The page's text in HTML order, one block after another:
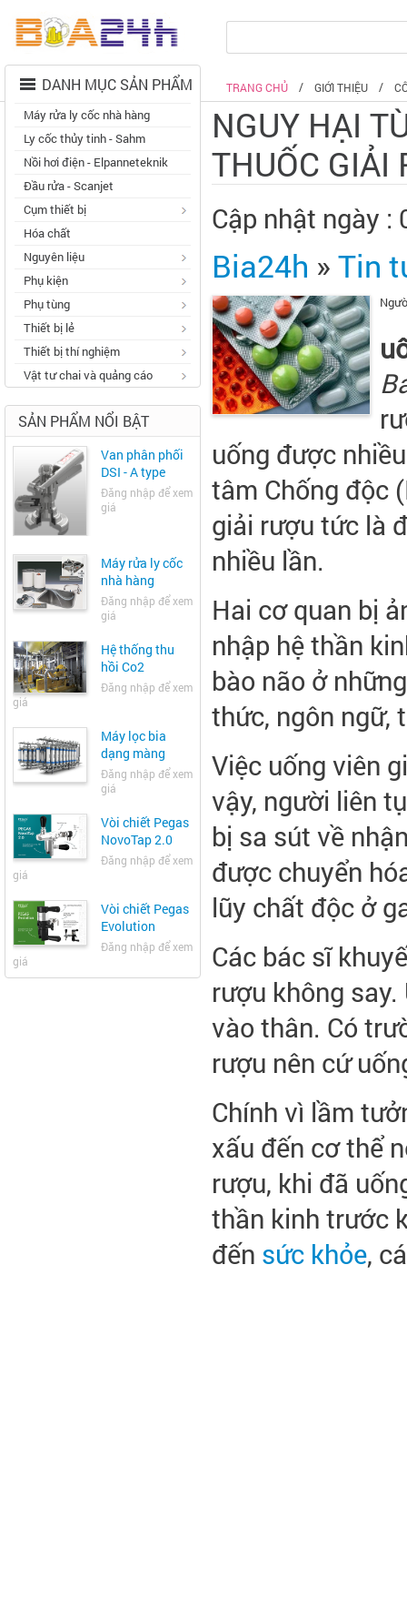
TRANG CHỦ GIỚI THIỆU
DANH MỤC SẢN PHẨM
Máy rửa ly cốc nhà hàng
Ly cốc thủy tinh - Sahm
Nồi hơi điện - Elpanneteknik
Đầu rửa - Scanjet
Cụm thiết bị
Hóa chất
Nguyên liệu
Phụ kiện
Phụ tùng
Thiết bị lẻ
Thiết bị thí nghiệm
Vật tư chai và quảng cáo
SẢN PHẨM NỔI BẬT
Van phân phối
DSI - A type
Đăng nhập để xem
giá
Máy rửa ly cốc
nhà hàng
Đăng nhập để xem
giá
Hệ thống thu
hồi Co2
Đăng nhập để xem
giá
Máy lọc bia
dạng màng
Đăng nhập để xem
giá
Vòi chiết Pegas
NovoTap 2.0
Đăng nhập để xem
giá
Vòi chiết Pegas
Evolution
Đăng nhập để xem
giá
NGUY HẠI
THUỐC GIẢI
Cập nhật ngày :
Bia24h » Tin
uống được
tâm Chống độc
giải rượu tức là
nhiều lần.
Hai cơ quan bị
nhập hệ thần
bào não ở
thức, ngôn ngữ,
Việc uống viên
vậy, người liên
bị sa sút về
được chuyển
lũy chất độc ở
Các bác sĩ
rượu không
vào thân. Có
rượu nên cứ
Chính vì lầm
xấu đến cơ thể
rượu, khi đã
thần kinh trước
đến sức khỏe,